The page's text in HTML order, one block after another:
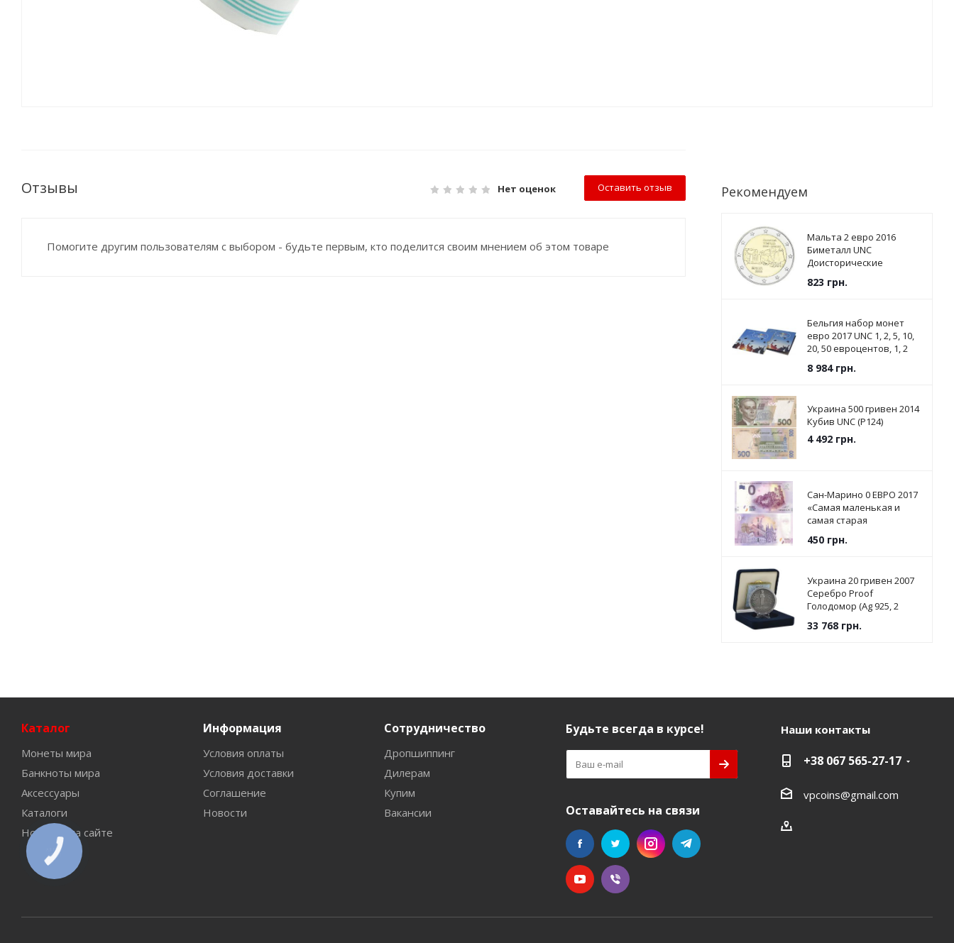
Отзывы Нет оценок Оставить отзыв
Помогите другим пользователям с выбором - будьте первым, кто поделится своим мнением об этом товаре
Рекомендуем
Мальта 2 евро 2016
Биметалл UNC
Доисторические
Джгантии
823 грн.
Бельгия набор монет
евро 2017 UNC 1, 2, 5, 10,
20, 50 евроцентов, 1, 2
упаковке
8 984грн.
Украина 500 гривен 2014
Кубив UNC (P124)
4 492грн.
Сан-Марино 0 ЕВРО 2017
«Самая маленькая и
самая старая
450грн.
Украина 20 гривен 2007
Серебро Proof
Голодомор (Ag 925, 2
33 768грн.
Каталог
Монеты мира
Банкноты мира
Аксессуары
Каталоги
Новинки на сайте
Информация
Условия оплаты
Условия доставки
Соглашение
Новости
Сотрудничество
Дропшиппинг
Дилерам
Купим
Вакансии
Будьте всегда в курсе!
Оставайтесь на связи
Наши контакты
+38 067 565-27-17
vpcoins@gmail.com
КНОПКА
СВЯЗИ